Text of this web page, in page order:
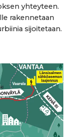
yhteyteen.
rakennetaan
sijoitetaan.